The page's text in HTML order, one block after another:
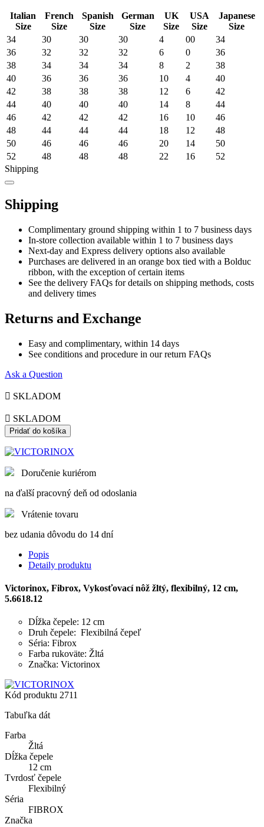
Italian
Size
French
Size
Spanish
Size
German
Size
UK
Size
USA
Size
Japanese
Size
34
30 30 30 4 00
34
36
32 32 32 6 0
36
38
34 34 34 8 2
38
40
36 36 36 10 4
40
42
38 38 38 12 6
42
44
40 40 40 14 8
44
46
42 42 42 16 10
46
48
44 44 44 18 12
48
50
46 46 46 20 14
50
52
48 48 48 22 16
52
Shipping
Shipping
Complimentary ground shipping within 1 to 7 business days
In-store collection available within 1 to 7 business days
Next-day and Express delivery options also available
Purchases are delivered in an orange box tied with a Bolduc
ribbon, with the exception of certain items
See the delivery FAQs for details on shipping methods, costs
and delivery times
Returns and Exchange
Easy and complimentary, within 14 days
See conditions and procedure in our return FAQs
Ask a Question
 SKLADOM
 SKLADOM
Pridať do košíka
Doručenie kuriérom
na ďalší pracovný deň od odoslania
Vrátenie tovaru
bez udania dôvodu do 14 dní
Popis
Detaily produktu
Victorinox, Fibrox, Vykosťovací nôž žltý, flexibilný, 12 cm,
5.6618.12
Dĺžka čepele: 12 cm
Druh čepele: Flexibilná čepeľ
Séria: Fibrox
Farba rukoväte: Žltá
Značka: Victorinox
Kód produktu 2711
Tabuľka dát
Farba
Žltá
Dĺžka čepele
12 cm
Tvrdosť čepele
Flexibilný
Séria
FIBROX
Značka